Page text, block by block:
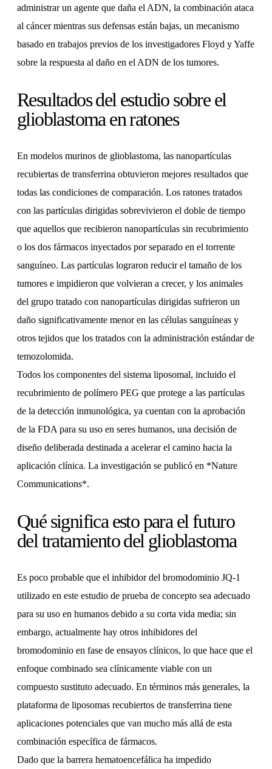
administrar un agente que daña el ADN, la combinación ataca
al cáncer mientras sus defensas están bajas, un mecanismo
basado en trabajos previos de los investigadores Floyd y Yaffe
sobre la respuesta al daño en el ADN de los tumores.
Resultados del estudio sobre el
glioblastoma en ratones
En modelos murinos de glioblastoma, las nanopartículas
recubiertas de transferrina obtuvieron mejores resultados que
todas las condiciones de comparación. Los ratones tratados
con las partículas dirigidas sobrevivieron el doble de tiempo
que aquellos que recibieron nanopartículas sin recubrimiento
o los dos fármacos inyectados por separado en el torrente
sanguíneo. Las partículas lograron reducir el tamaño de los
tumores e impidieron que volvieran a crecer, y los animales
del grupo tratado con nanopartículas dirigidas sufrieron un
daño significativamente menor en las células sanguíneas y
otros tejidos que los tratados con la administración estándar de
temozolomida.
Todos los componentes del sistema liposomal, incluido el
recubrimiento de polímero PEG que protege a las partículas
de la detección inmunológica, ya cuentan con la aprobación
de la FDA para su uso en seres humanos, una decisión de
diseño deliberada destinada a acelerar el camino hacia la
aplicación clínica. La investigación se publicó en *Nature
Communications*.
Qué significa esto para el futuro
del tratamiento del glioblastoma
Es poco probable que el inhibidor del bromodominio JQ-1
utilizado en este estudio de prueba de concepto sea adecuado
para su uso en humanos debido a su corta vida media; sin
embargo, actualmente hay otros inhibidores del
bromodominio en fase de ensayos clínicos, lo que hace que el
enfoque combinado sea clínicamente viable con un
compuesto sustituto adecuado. En términos más generales, la
plataforma de liposomas recubiertos de transferrina tiene
aplicaciones potenciales que van mucho más allá de esta
combinación específica de fármacos.
Dado que la barrera hematoencefálica ha impedido